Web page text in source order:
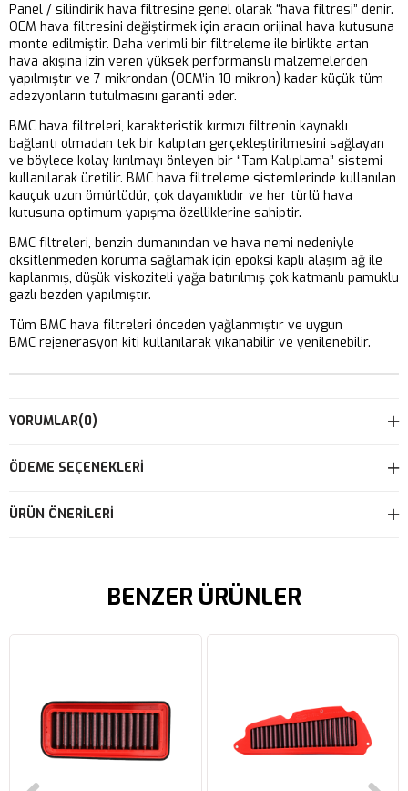
Panel / silindirik hava filtresine genel olarak “hava filtresi” denir.
OEM hava filtresini değiştirmek için aracın orijinal hava kutusuna
monte edilmiştir. Daha verimli bir filtreleme ile birlikte artan
hava akışına izin veren yüksek performanslı malzemelerden
yapılmıştır ve 7 mikrondan (OEM’in 10 mikron) kadar küçük tüm
adezyonların tutulmasını garanti eder.
BMC hava filtreleri, karakteristik kırmızı filtrenin kaynaklı
bağlantı olmadan tek bir kalıptan gerçekleştirilmesini sağlayan
ve böylece kolay kırılmayı önleyen bir “Tam Kalıplama” sistemi
kullanılarak üretilir. BMC hava filtreleme sistemlerinde kullanılan
kauçuk uzun ömürlüdür, çok dayanıklıdır ve her türlü hava
kutusuna optimum yapışma özelliklerine sahiptir.
BMC filtreleri, benzin dumanından ve hava nemi nedeniyle
oksitlenmeden koruma sağlamak için epoksi kaplı alaşım ağ ile
kaplanmış, düşük viskoziteli yağa batırılmış çok katmanlı pamuklu
gazlı bezden yapılmıştır.
Tüm BMC hava filtreleri önceden yağlanmıştır ve uygun
BMC rejenerasyon kiti kullanılarak yıkanabilir ve yenilenebilir.
YORUMLAR(0)
ÖDEME SEÇENEKLERI
ÜRÜN ÖNERILERI
BENZER ÜRÜNLER